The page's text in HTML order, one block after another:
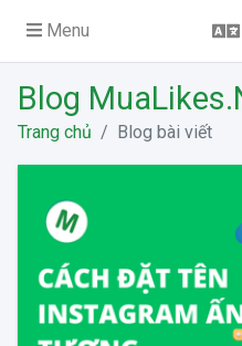
Menu
Blog
Trang chủ Blog bài viết